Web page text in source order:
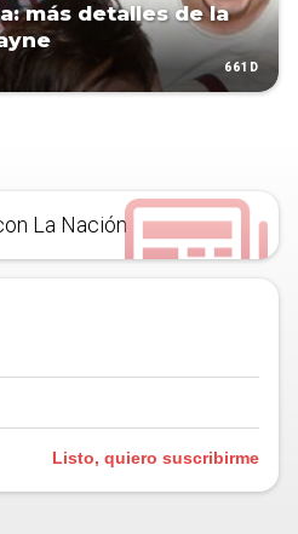
más detalles de la
661D
La Nación
Listo, quiero suscribirme